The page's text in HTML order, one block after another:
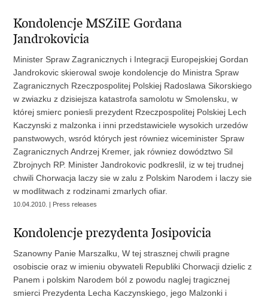
Kondolencje MSZiIE Gordana
Jandrokovicia
Minister Spraw Zagranicznych i Integracji Europejskiej Gordan
Jandrokovic skierowal swoje kondolencje do Ministra Spraw
Zagranicznych Rzeczpospolitej Polskiej Radoslawa Sikorskiego
w zwiazku z dzisiejsza katastrofa samolotu w Smolensku, w
której smierc poniesli prezydent Rzeczpospolitej Polskiej Lech
Kaczynski z malzonka i inni przedstawiciele wysokich urzedów
panstwowych, wsród których jest równiez wiceminister Spraw
Zagranicznych Andrzej Kremer, jak równiez dowództwo Sil
Zbrojnych RP. Minister Jandrokovic podkreslil, iz w tej trudnej
chwili Chorwacja laczy sie w zalu z Polskim Narodem i laczy sie
w modlitwach z rodzinami zmarlych ofiar.
10.04.2010. | Press releases
Kondolencje prezydenta Josipovicia
Szanowny Panie Marszalku, W tej strasznej chwili pragne
osobiscie oraz w imieniu obywateli Republiki Chorwacji dzielic z
Panem i polskim Narodem ból z powodu naglej tragicznej
smierci Prezydenta Lecha Kaczynskiego, jego Malzonki i